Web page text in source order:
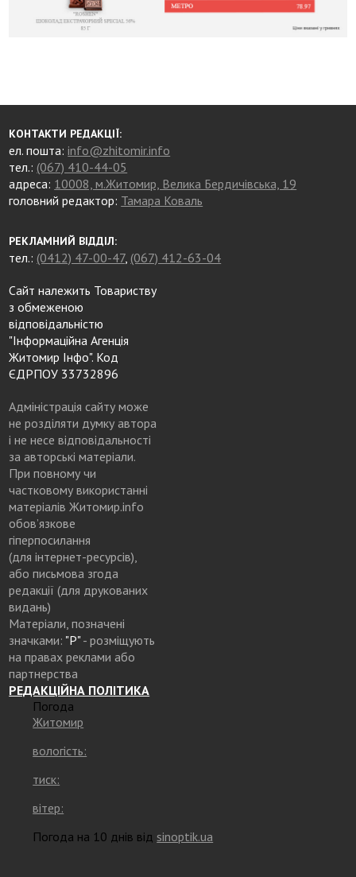
КОНТАКТИ РЕДАКЦІЇ:
ел. пошта:info@zhitomir.info
тел.: (067) 410-44-05
адреса: 10008, м.Житомир, Велика Бердичівська, 19
головний редактор: Тамара Коваль
РЕКЛАМНИЙ ВІДДІЛ:
тел.: (0412) 47-00-47, (067) 412-63-04
Сайт належить Товариству
з обмеженою
відповідальністю
"Інформаційна Агенція
Житомир Інфо". Код
ЄДРПОУ 33732896
Адміністрація сайту може
не розділяти думку автора
і не несе відповідальності
за авторські матеріали.
При повному чи
частковому використанні
матеріалів Житомир.info
обов’язкове
гіперпосилання
(для інтернет-ресурсів),
або письмова згода
редакції (для друкованих
видань)
Матеріали, позначені
значками: "Р"- розміщують
на правах реклами або
партнерства
РЕДАКЦІЙНА ПОЛІТИКА
Погода
Житомир
вологість:
тиск:
вітер:
Погода на 10 днів від sinoptik.ua